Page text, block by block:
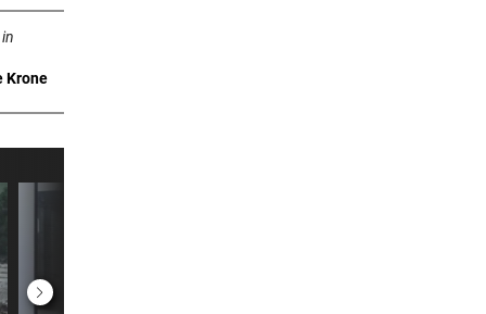
Stunde
Stunden
Krone